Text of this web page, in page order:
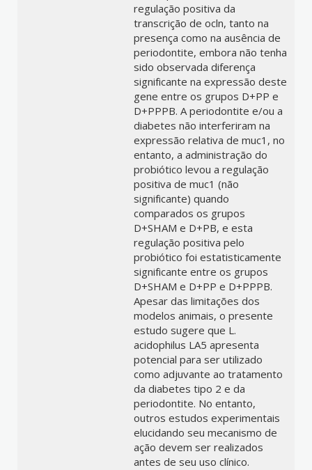
regulação positiva da
transcrição de ocln, tanto na
presença como na ausência de
periodontite, embora não tenha
sido observada diferença
significante na expressão deste
gene entre os grupos D+PP e
D+PPPB. A periodontite e/ou a
diabetes não interferiram na
expressão relativa de muc1, no
entanto, a administração do
probiótico levou a regulação
positiva de muc1 (não
significante) quando
comparados os grupos
D+SHAM e D+PB, e esta
regulação positiva pelo
probiótico foi estatisticamente
significante entre os grupos
D+SHAM e D+PP e D+PPPB.
Apesar das limitações dos
modelos animais, o presente
estudo sugere que L.
acidophilus LA5 apresenta
potencial para ser utilizado
como adjuvante ao tratamento
da diabetes tipo 2 e da
periodontite. No entanto,
outros estudos experimentais
elucidando seu mecanismo de
ação devem ser realizados
antes de seu uso clínico.